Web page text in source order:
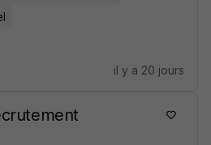
il y a 20 jours